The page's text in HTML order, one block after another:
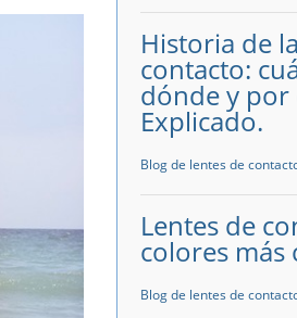
Historia de
contacto:
dónde y por
Explicado.
Blog de lentes de
Lentes de
colores más
Blog de lentes de